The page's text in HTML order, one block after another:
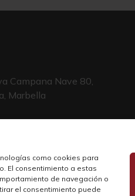
como cookies para
El consentimiento a estas
de navegación o
el consentimiento puede
Campana Nave 80,
Marbella